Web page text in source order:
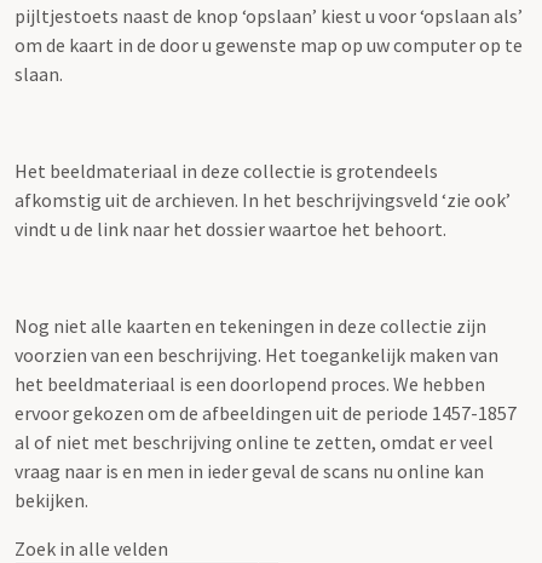
pijltjestoets naast de knop ‘opslaan’ kiest u voor ‘opslaan als’
om de kaart in de door u gewenste map op uw computer op te
slaan.
Het beeldmateriaal in deze collectie is grotendeels
afkomstig uit de archieven. In het beschrijvingsveld ‘zie ook’
vindt u de link naar het dossier waartoe het behoort.
Nog niet alle kaarten en tekeningen in deze collectie zijn
voorzien van een beschrijving. Het toegankelijk maken van
het beeldmateriaal is een doorlopend proces. We hebben
ervoor gekozen om de afbeeldingen uit de periode 1457-1857
al of niet met beschrijving online te zetten, omdat er veel
vraag naar is en men in ieder geval de scans nu online kan
bekijken.
Zoek in alle velden